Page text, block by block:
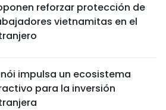
reforzar protección de
vietnamitas en el
impulsa un ecosistema
para la inversión